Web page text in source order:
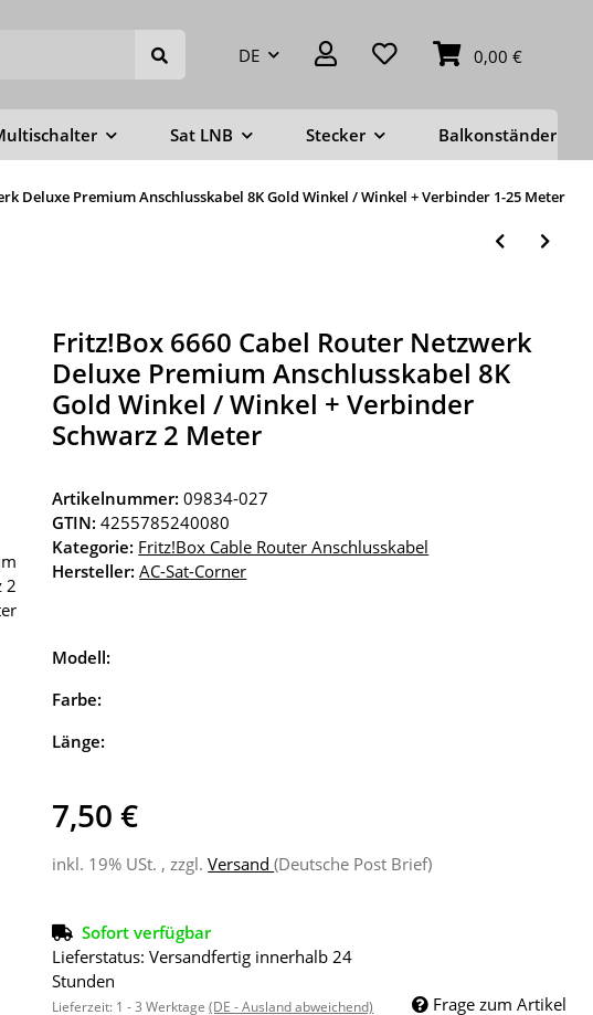
DE 0,00 €
Sat LNB Stecker Balkonständer
Deluxe Premium Anschlusskabel 8K Gold Winkel / Winkel + Verbinder 1-25 Meter
Fritz!Box 6660 Cabel Router Netzwerk
Deluxe Premium Anschlusskabel 8K
Gold Winkel / Winkel + Verbinder
Schwarz 2 Meter
Artikelnummer:09834-027
GTIN: 4255785240080
Kategorie: Fritz!Box Cable Router Anschlusskabel
Hersteller: AC-Sat-Corner
Modell:
Farbe:
Länge:
7,50 €
inkl. 19% USt. , zzgl.Versand(Deutsche Post Brief)
Sofort verfügbar
Lieferstatus: Versandfertig innerhalb 24
Stunden
Lieferzeit: 1 - 3 Werktage(DE - Ausland abweichend) Frage zum Artikel